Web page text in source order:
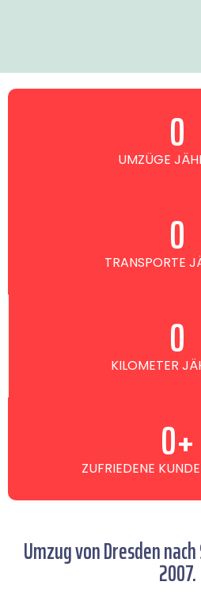
UMZÜGE0
TRANSPORTE
0
KILOMETER
0
ZUFRIEDENE 0+
Umzug von Dresden
2007.